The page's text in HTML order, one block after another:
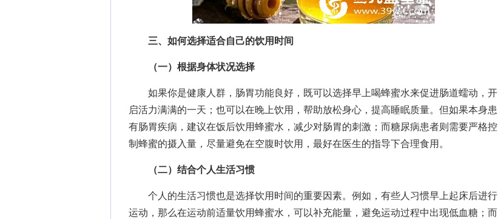
三、如何选择适合自己的饮用时间
（一）根据身体状况选择
如果你是健康人群，肠胃功能良好，既可以选择早上喝蜂蜜水来促进肠道蠕动，开
启活力满满的一天；也可以在晚上饮用，帮助放松身心，提高睡眠质量。但如果本身患
有肠胃疾病，建议在饭后饮用蜂蜜水，减少对肠胃的刺激；而糖尿病患者则需要严格控
制蜂蜜的摄入量，尽量避免在空腹时饮用，最好在医生的指导下合理食用。
（二）结合个人生活习惯
个人的生活习惯也是选择饮用时间的重要因素。例如，有些人习惯早上起床后进行
运动，那么在运动前适量饮用蜂蜜水，可以补充能量，避免运动过程中出现低血糖；而